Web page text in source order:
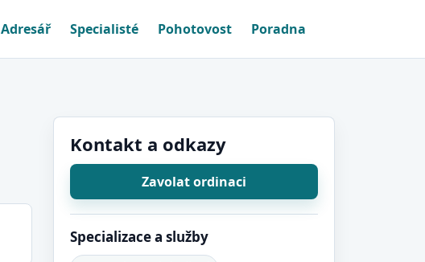
Adresář Specialisté Pohotovost Poradna
Kontakt a odkazy
Zavolat ordinaci
Specializace a služby